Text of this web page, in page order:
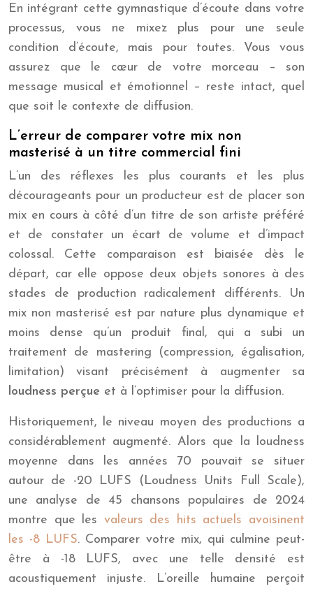
En intégrant cette gymnastique d’écoute dans votre
processus, vous ne mixez plus pour une seule
condition d’écoute, mais pour toutes. Vous vous
assurez que le cœur de votre morceau – son
message musical et émotionnel – reste intact, quel
que soit le contexte de diffusion.
L’erreur de comparer votre mix non
masterisé à un titre commercial fini
L’un des réflexes les plus courants et les plus
décourageants pour un producteur est de placer son
mix en cours à côté d’un titre de son artiste préféré
et de constater un écart de volume et d’impact
colossal. Cette comparaison est biaisée dès le
départ, car elle oppose deux objets sonores à des
stades de production radicalement différents. Un
mix non masterisé est par nature plus dynamique et
moins dense qu’un produit final, qui a subi un
traitement de mastering (compression, égalisation,
limitation) visant précisément à augmenter sa
loudness perçue et à l’optimiser pour la diffusion.
Historiquement, le niveau moyen des productions a
considérablement augmenté. Alors que la loudness
moyenne dans les années 70 pouvait se situer
autour de -20 LUFS (Loudness Units Full Scale),
une analyse de 45 chansons populaires de 2024
montre que les valeurs des hits actuels avoisinent
les -8 LUFS. Comparer votre mix, qui culmine peut-
être à -18 LUFS, avec une telle densité est
acoustiquement injuste. L’oreille humaine perçoit